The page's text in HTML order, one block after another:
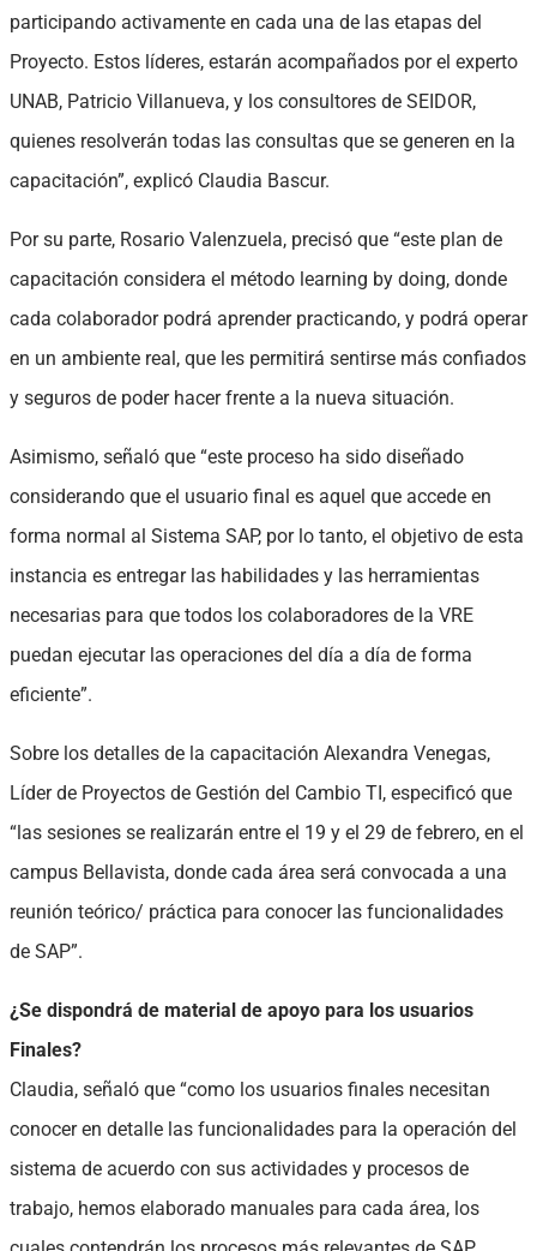
participando activamente en cada una de las etapas del
Proyecto. Estos líderes, estarán acompañados por el experto
UNAB, Patricio Villanueva, y los consultores de SEIDOR,
quienes resolverán todas las consultas que se generen en la
capacitación”, explicó Claudia Bascur.
Por su parte, Rosario Valenzuela, precisó que “este plan de
capacitación considera el método learning by doing, donde
cada colaborador podrá aprender practicando, y podrá operar
en un ambiente real, que les permitirá sentirse más confiados
y seguros de poder hacer frente a la nueva situación.
Asimismo, señaló que “este proceso ha sido diseñado
considerando que el usuario final es aquel que accede en
forma normal al Sistema SAP, por lo tanto, el objetivo de esta
instancia es entregar las habilidades y las herramientas
necesarias para que todos los colaboradores de la VRE
puedan ejecutar las operaciones del día a día de forma
eficiente”.
Sobre los detalles de la capacitación Alexandra Venegas,
Líder de Proyectos de Gestión del Cambio TI, especificó que
“las sesiones se realizarán entre el 19 y el 29 de febrero, en el
campus Bellavista, donde cada área será convocada a una
reunión teórico/ práctica para conocer las funcionalidades
de SAP”.
¿Se dispondrá de material de apoyo para los usuarios
Finales?
Claudia, señaló que “como los usuarios finales necesitan
conocer en detalle las funcionalidades para la operación del
sistema de acuerdo con sus actividades y procesos de
trabajo, hemos elaborado manuales para cada área, los